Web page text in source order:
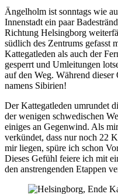
Ängelholm ist sonntags wie
Innenstadt ein paar
Richtung Helsingborg
südlich des Zentrums gefasst
Kattegatleden als auch der
gesperrt und Umleitungen
auf den Weg. Während dieser
namens Sibirien!
Der Kattegatleden umrundet
der wenigen schwedischen
einiges an Gegenwind. Als
verkündet, dass nur noch 22
mir liegen, spüre ich schon
Dieses Gefühl feiere ich mit
den anstrengenden Etappen